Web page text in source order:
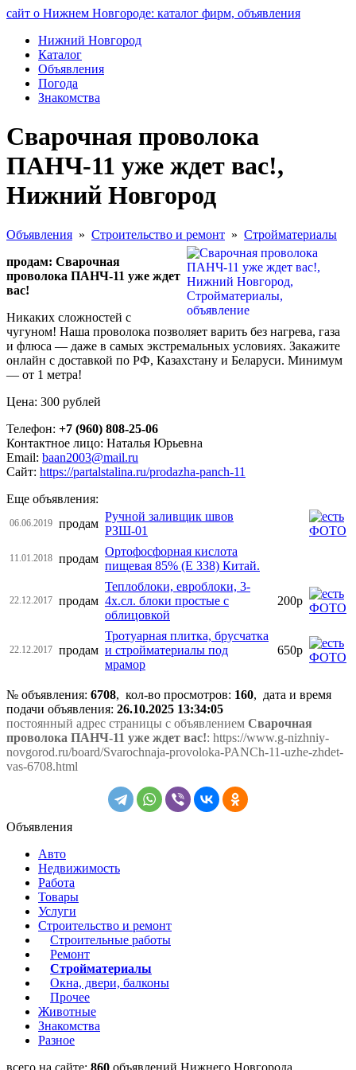
сайт о Нижнем Новгороде: каталог фирм, объявления
Нижний Новгород
Каталог
Объявления
Погода
Знакомства
Сварочная проволока
ПАНЧ-11 уже ждет вас!,
Нижний Новгород
Объявления » Строительство и ремонт » Стройматериалы
продам: Сварочная
проволока ПАНЧ-11 уже ждет
вас!
Никаких сложностей с
чугуном! Наша проволока позволяет варить без нагрева, газа
и флюса — даже в самых экстремальных условиях. Закажите
онлайн с доставкой по РФ, Казахстану и Беларуси. Минимум
— от 1 метра!
Цена: 300 рублей
Телефон: +7 (960) 808-25-06
Контактное лицо: Наталья Юрьевна
Email: baan2003@mail.ru
Сайт: https://partalstalina.ru/prodazha-panch-11
Еще объявления:
06.06.2019 продам
Ручной заливщик швов
РЗШ-01
11.01.2018 продам
Ортофосфорная кислота
пищевая 85% (E 338) Китай.
22.12.2017 продам
Теплоблоки, евроблоки, 3-
4х.сл. блоки простые с
облицовкой
200р
22.12.2017 продам
Тротуарная плитка, брусчатка
и стройматериалы под
мрамор
650р
№ объявления: 6708, кол-во просмотров: 160, дата и время
подачи объявления: 26.10.2025 13:34:05
постоянный адрес страницы с объявлением Сварочная
проволока ПАНЧ-11 уже ждет вас!: https://www.g-nizhniy-
novgorod.ru/board/Svarochnaja-provoloka-PANCh-11-uzhe-zhdet-
vas-6708.html
Объявления
Авто
Недвижимость
Работа
Товары
Услуги
Строительство и ремонт
Строительные работы
Ремонт
Стройматериалы
Окна, двери, балконы
Прочее
Животные
Знакомства
Разное
всего на сайте: 860 объявлений Нижнего Новгорода